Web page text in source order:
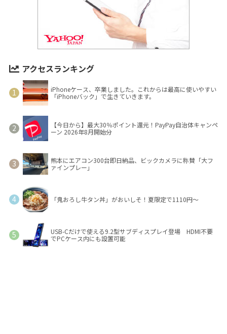
アクセスランキング
iPhoneケース、卒業しました。これからは最高に使いやすい
「iPhoneバック」で生きていきます。
【今日から】最大30％ポイント還元！PayPay自治体キャンペ
ーン 2026年8月開始分
熊本にエアコン300台即日納品、ビックカメラに称賛「大フ
ァインプレー」
「鬼おろし牛タン丼」がおいしそ！夏限定で1110円～
USB-Cだけで使える9.2型サブディスプレイ登場 HDMI不要
でPCケース内にも設置可能